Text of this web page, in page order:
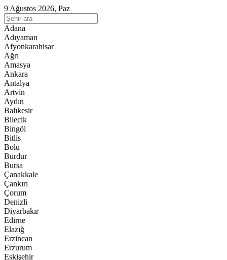
9 Ağustos 2026, Paz
Adana
Adıyaman
Afyonkarahisar
Ağrı
Amasya
Ankara
Antalya
Artvin
Aydın
Balıkesir
Bilecik
Bingöl
Bitlis
Bolu
Burdur
Bursa
Çanakkale
Çankırı
Çorum
Denizli
Diyarbakır
Edirne
Elazığ
Erzincan
Erzurum
Eskişehir